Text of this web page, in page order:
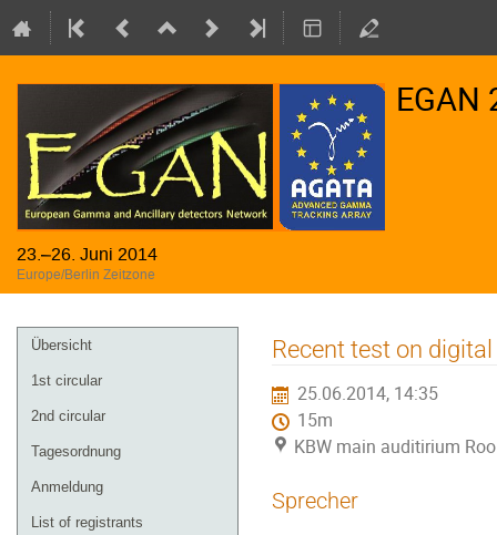
EGAN
23.–26. Juni 2014
Europe/Berlin Zeitzone
Veranstaltungsmenü
Übersicht
1st circular
2nd circular
Tagesordnung
Anmeldung
List of registrants
Recent test on
25.06.2014, 14:35
15m
KBW main auditirium
Sprecher